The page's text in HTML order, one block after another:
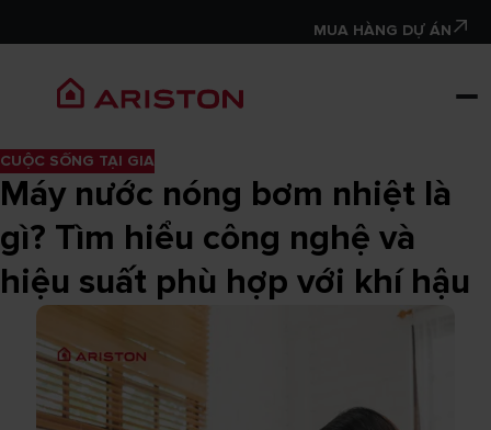
MUA HÀNG DỰ ÁN
CUỘC SỐNG TẠI GIA
Máy nước nóng bơm nhiệt là
gì? Tìm hiểu công nghệ và
hiệu suất phù hợp với khí hậu